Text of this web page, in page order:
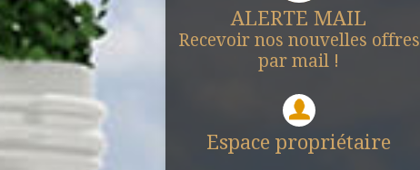
ALERTE MAIL
Recevoir nos nouvelles offres
par mail !
Espace propriétaire